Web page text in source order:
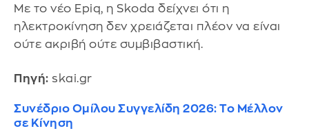
Με το νέο Epiq, η Skoda δείχνει ότι η
ηλεκτροκίνηση δεν χρειάζεται πλέον να είναι
ούτε ακριβή ούτε συμβιβαστική.
Πηγή: skai.gr
Συνέδριο Ομίλου Συγγελίδη 2026: Το Μέλλον
σε Κίνηση